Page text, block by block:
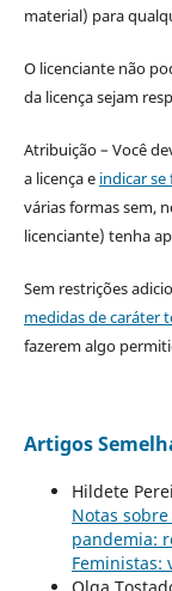
material) para
O licenciante não
da licença sejam
Atribuição – Você
a licença e indicar
várias formas sem,
licenciante) tenha
Sem restrições
medidas de caráter
fazerem algo
Artigos
Hildete
Notas
pandemia:
Feministas: